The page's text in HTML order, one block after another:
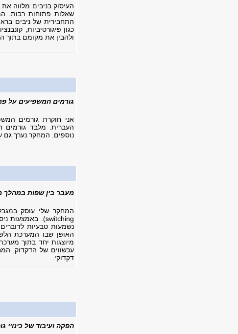
העיסוק בניבים מלווה
שאלות פתוחות רבות.
התחבירית של ניבים
כגון פיגורטיביות,
ולהבין את מקומם בתוך
גורמים המשפיעים על
אני חוקרת גורמים
העברית. מלבד גורמים
נוספים. המחקר נערך גם
מעבר בין שפות במהלך
נשמעות טבעיות
האופן שבו המערכת
מיוצגות יחד בתוך
עכשווים של הדקדוק.
דקדוקי.
הפקה ועיבוד של כינויי